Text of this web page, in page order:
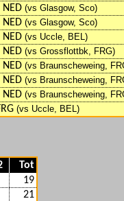
(vs Glasgow, Sco)
(vs Glasgow, Sco)
(vs Uccle, BEL)
(vs Grossflottbk, FRG)
(vs Braunscheweing,
(vs Braunscheweing,
(vs Braunscheweing,
(vs Uccle, BEL)
Tot
19
21